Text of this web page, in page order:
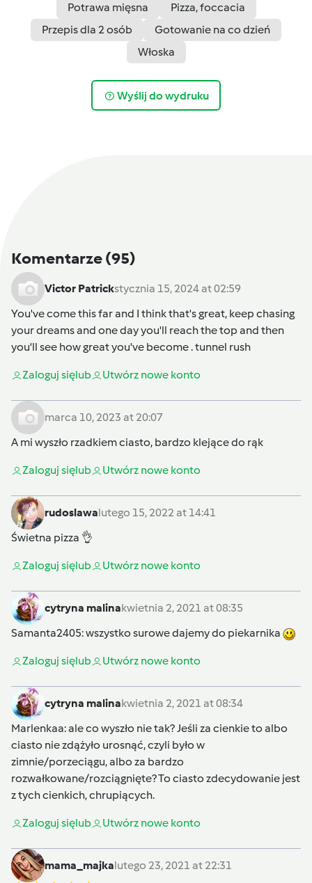
Potrawa mięsna
Pizza, foccacia
Przepis dla 2 osób
Gotowanie na co dzień
Włoska
Wyślij do wydruku
Komentarze(95)
Victor Patrickstycznia 15, 2024 at 02:59
You've come this far and I think that's great, keep chasing
your dreams and one day you'll reach the top and then
you'll see how great you've become .tunnel rush
Zaloguj sięlub Utwórz nowe konto
marca 10, 2023 at 20:07
A mi wyszło rzadkiem ciasto, bardzo klejące do rąk
Zaloguj sięlub Utwórz nowe konto
rudoslawalutego 15, 2022 at 14:41
Świetna pizza 👌
Zaloguj sięlub Utwórz nowe konto
cytryna malinakwietnia 2, 2021 at 08:35
Samanta2405: wszystko surowe dajemy do piekarnika
Zaloguj sięlub Utwórz nowe konto
cytryna malinakwietnia 2, 2021 at 08:34
Marlenkaa: ale co wyszło nie tak? Jeśli za cienkie to albo
ciasto nie zdążyło urosnąć, czyli było w
zimnie/porzeciągu, albo za bardzo
rozwałkowane/rozciągnięte? To ciasto zdecydowanie jest
z tych cienkich, chrupiących.
Zaloguj sięlub Utwórz nowe konto
mama_majkalutego 23, 2021 at 22:31